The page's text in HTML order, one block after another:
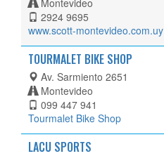
2924 9695
www.scott-montevideo.com.uy
TOURMALET BIKE SHOP
Av. Sarmiento 2651
Montevideo
099 447 941
Tourmalet Bike Shop
LACU SPORTS